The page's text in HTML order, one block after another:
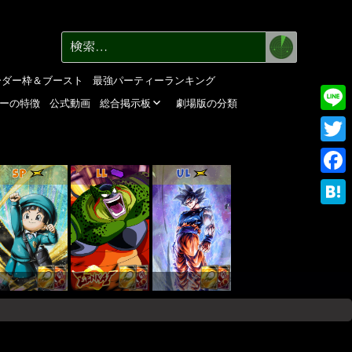
ダー枠＆ブースト
最強パーティーランキング
の特徴 公式動画 総合掲示板
劇場版の分類
SP LL UL
Line
検
索:
検
索